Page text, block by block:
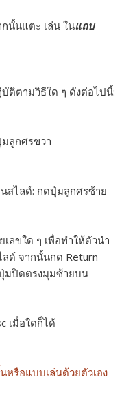
นั้นแตะ เล่น ในแถบ
ติตามวิธีใด ๆ ดังต่อไปนี้:
ลูกศรขวา
สไลด์: กดปุ่มลูกศรซ้าย
ลขใด ๆ เพื่อทำให้ตัวนำ
ด์ จากนั้นกด Return
มปิดตรงมุมซ้ายบน
เมื่อใดก็ได้
หรือแบบเล่นด้วยตัวเอง